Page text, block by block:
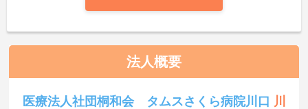
法人概要
医療法人社団桐和会 タムスさくら病院川口 川